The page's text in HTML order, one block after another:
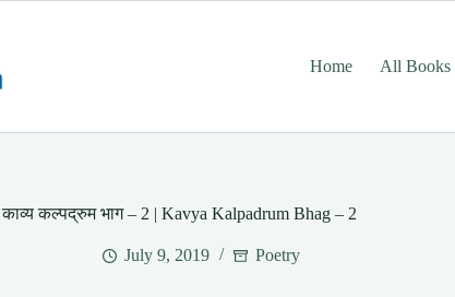
Home
All Books
काव्य कल्पद्रुम भाग – 2 | Kavya Kalpadrum Bhag – 2
July 9, 2019 Poetry